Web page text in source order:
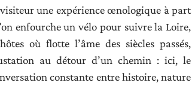
une expérience œnologique à part
enfourche un vélo pour suivre la Loire,
où flotte l’âme des siècles passés,
au détour d’un chemin : ici, le
constante entre histoire, nature